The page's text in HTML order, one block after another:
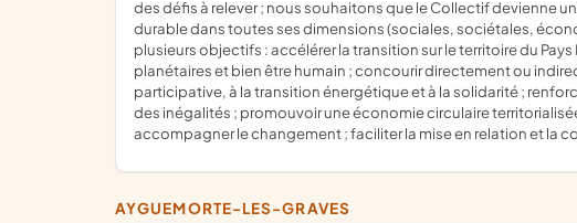
des défis à relever ; nous souhaitons que le Collectif devienne
durable dans toutes ses dimensions (sociales, sociétales,
plusieurs objectifs : accélérer la transition sur le territoire du
planétaires et bien être humain ; concourir directement ou
participative, à la transition énergétique et à la solidarité ;
des inégalités ; promouvoir une économie circulaire
accompagner le changement ; faciliter la mise en relation et la
AYGUEMORTE-LES-GRAVES